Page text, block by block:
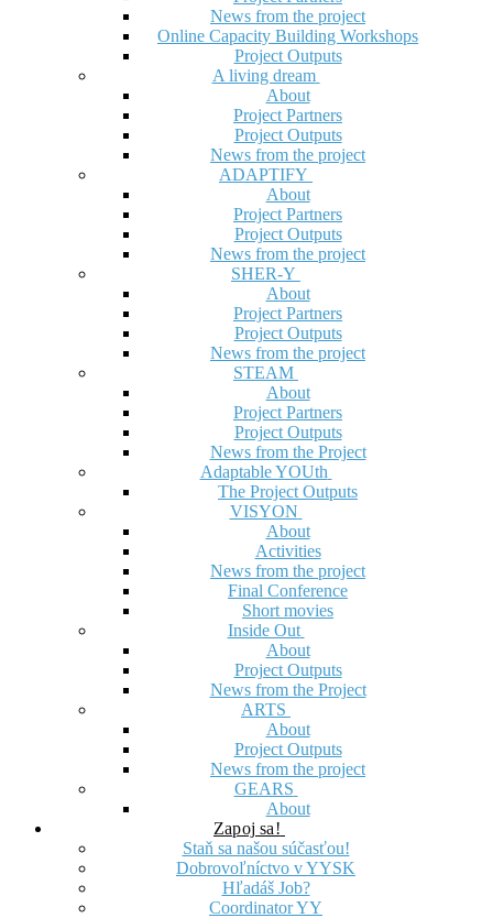
News from the project
Online Capacity Building Workshops
Project Outputs
A living dream
About
Project Partners
Project Outputs
News from the project
ADAPTIFY
About
Project Partners
Project Outputs
News from the project
SHER-Y
About
Project Partners
Project Outputs
News from the project
STEAM
About
Project Partners
Project Outputs
News from the Project
Adaptable YOUth
The Project Outputs
VISYON
About
Activities
News from the project
Final Conference
Short movies
Inside Out
About
Project Outputs
News from the Project
ARTS
About
Project Outputs
News from the project
GEARS
About
Zapoj sa!
Staň sa našou súčasťou!
Dobrovoľníctvo v YYSK
Hľadáš Job?
Coordinator YY